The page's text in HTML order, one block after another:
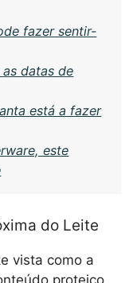
fazer sentir-
datas de
está a fazer
este
do Leite
vista como a